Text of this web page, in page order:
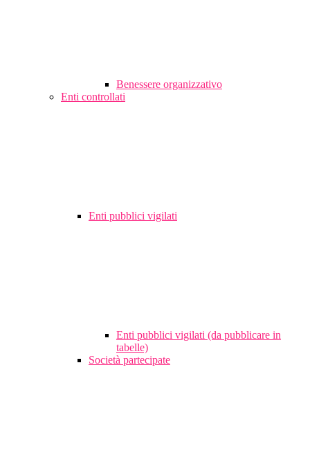
Benessere organizzativo
Enti controllati
Enti pubblici vigilati
Enti pubblici vigilati (da pubblicare in
tabelle)
Società partecipate